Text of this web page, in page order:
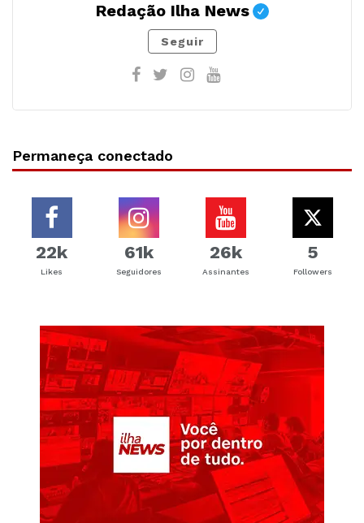
Redação Ilha News
Seguir
Permaneça conectado
22k
Likes
61k
Seguidores
26k
Assinantes
5
Followers